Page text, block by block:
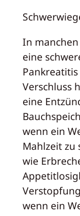
In
eine
Verschluss
eine
wenn ein
Mahlzeit zu
wie
wenn ein